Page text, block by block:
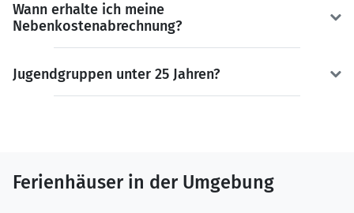
Wann erhalte ich meine
Nebenkostenabrechnung?
Jugendgruppen unter 25 Jahren?
Ferienhäuser in der Umgebung